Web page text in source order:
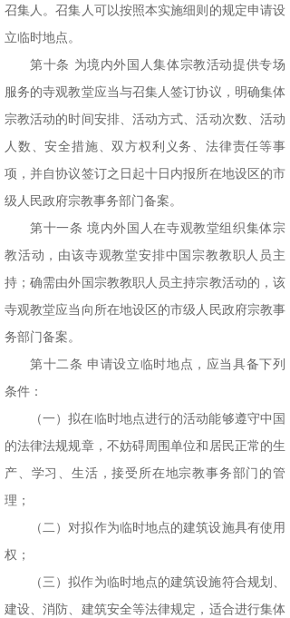
召集人。召集人可以按照本实施细则的规定申请设
立临时地点。
第十条 为境内外国人集体宗教活动提供专场
服务的寺观教堂应当与召集人签订协议，明确集体
宗教活动的时间安排、活动方式、活动次数、活动
人数、安全措施、双方权利义务、法律责任等事
项，并自协议签订之日起十日内报所在地设区的市
级人民政府宗教事务部门备案。
第十一条 境内外国人在寺观教堂组织集体宗
教活动，由该寺观教堂安排中国宗教教职人员主
持；确需由外国宗教教职人员主持宗教活动的，该
寺观教堂应当向所在地设区的市级人民政府宗教事
务部门备案。
第十二条 申请设立临时地点，应当具备下列
条件：
（一）拟在临时地点进行的活动能够遵守中国
的法律法规规章，不妨碍周围单位和居民正常的生
产、学习、生活，接受所在地宗教事务部门的管
理；
（二）对拟作为临时地点的建筑设施具有使用
权；
（三）拟作为临时地点的建筑设施符合规划、
建设、消防、建筑安全等法律规定，适合进行集体